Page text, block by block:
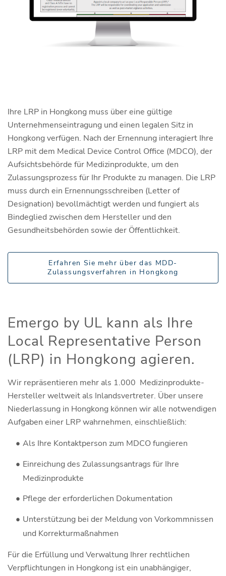
Ihre LRP in Hongkong muss über eine gültige
Unternehmenseintragung und einen legalen Sitz in
Hongkong verfügen. Nach der Ernennung interagiert Ihre
LRP mit dem Medical Device Control Office (MDCO), der
Aufsichtsbehörde für Medizinprodukte, um den
Zulassungsprozess für Ihr Produkte zu managen. Die LRP
muss durch ein Ernennungsschreiben (Letter of
Designation) bevollmächtigt werden und fungiert als
Bindeglied zwischen dem Hersteller und den
Gesundheitsbehörden sowie der Öffentlichkeit.
Erfahren Sie mehr über das MDD-
Zulassungsverfahren in Hongkong
Emergo by UL kann als Ihre
Local Representative Person
(LRP) in Hongkong agieren.
Wir repräsentieren mehr als 1.000 Medizinprodukte-
Hersteller weltweit als Inlandsvertreter. Über unsere
Niederlassung in Hongkong können wir alle notwendigen
Aufgaben einer LRP wahrnehmen, einschließlich:
Als Ihre Kontaktperson zum MDCO fungieren
Einreichung des Zulassungsantrags für Ihre
Medizinprodukte
Pflege der erforderlichen Dokumentation
Unterstützung bei der Meldung von Vorkommnissen
und Korrekturmaßnahmen
Für die Erfüllung und Verwaltung Ihrer rechtlichen
Verpflichtungen in Hongkong ist ein unabhängiger,